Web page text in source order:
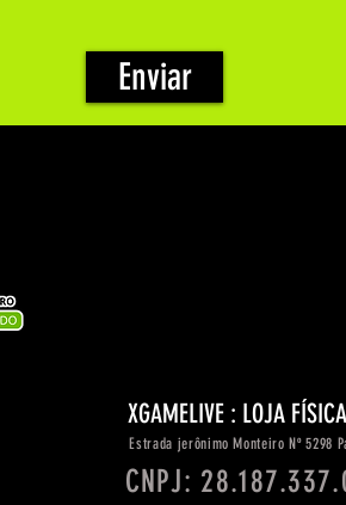
Enviar
XGAMELIVE : LOJA
Estrada jerônimo Monteiro Nº 5298
CNPJ: